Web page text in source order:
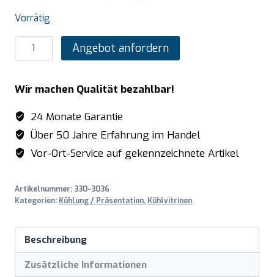
Vorrätig
SARO
Kühlvitrine,
Modell
PHIL
Menge
Angebot anfordern
Wir machen Qualität bezahlbar!
24 Monate Garantie
Über 50 Jahre Erfahrung im Handel
Vor-Ort-Service auf gekennzeichnete Artikel
Artikelnummer: 330-3036
Kategorien: Kühlung / Präsentation, Kühlvitrinen
Beschreibung
Zusätzliche Informationen